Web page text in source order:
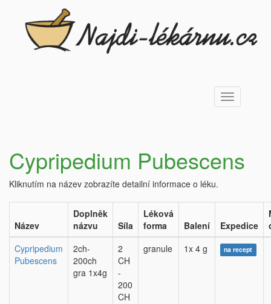
Toggle
navigation
Cypripedium Pubescens
Kliknutím na název zobrazíte detailní informace o léku.
Název
Doplněk
názvu
Síla
Léková
forma
Balení Expedice
Cypripedium
Pubescens
2ch-
200ch
gra 1x4g
2
CH
-
200
CH
granule 1x 4 g na recept